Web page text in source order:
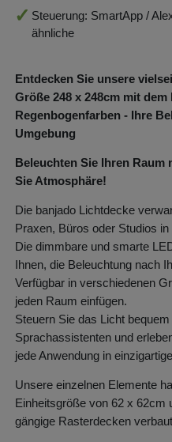
Steuerung: SmartApp /
ähnliche
Entdecken Sie unsere
Größe 248 x 248cm mit dem
Regenbogenfarben - Ihre
Umgebung
Beleuchten Sie Ihren
Sie Atmosphäre!
Die banjado Lichtdecke
Praxen, Büros oder Studios
Die dimmbare und smarte
Ihnen, die Beleuchtung nach
Verfügbar in verschiedenen
jeden Raum einfügen.
Steuern Sie das Licht
Sprachassistenten und
jede Anwendung in
Unsere einzelnen Elemente
Einheitsgröße von 62 x 62cm
gängige Rasterdecken